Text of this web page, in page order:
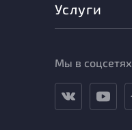
Услуги
Мы в соцсетях